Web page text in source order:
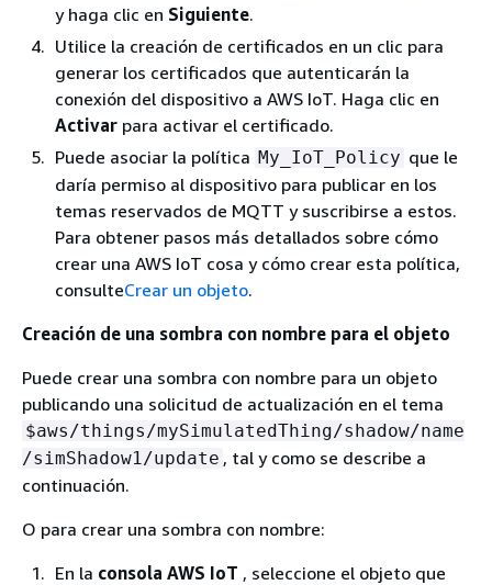
y haga clic en Siguiente.
Utilice la creación de certificados en un clic para
generar los certificados que autenticarán la
conexión del dispositivo a AWS IoT. Haga clic en
Activar para activar el certificado.
Puede asociar la política My_IoT_Policy que le
daría permiso al dispositivo para publicar en los
temas reservados de MQTT y suscribirse a estos.
Para obtener pasos más detallados sobre cómo
crear una AWS IoT cosa y cómo crear esta política,
consulteCrear un objeto.
Creación de una sombra con nombre para el objeto
Puede crear una sombra con nombre para un objeto
publicando una solicitud de actualización en el tema
$aws/things/mySimulatedThing/shadow/name
/simShadow1/update , tal y como se describe a
continuación.
O para crear una sombra con nombre:
En la consola AWS IoT , seleccione el objeto que